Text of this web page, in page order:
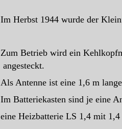
Im Herbst 1944 wurde der
Zum Betrieb wird ein
angesteckt.
Als Antenne ist eine 1,6 m
Im Batteriekasten sind je eine
eine Heizbatterie LS 1,4 mit